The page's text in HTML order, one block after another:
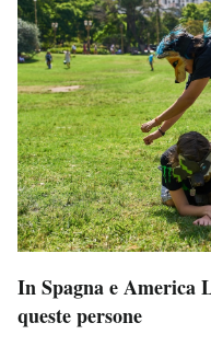
In Spagna e America
queste persone